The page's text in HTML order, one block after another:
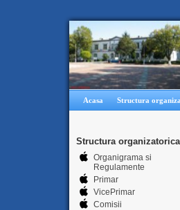
Acasa Structura
Structura organizatorica
Organigrama si
Regulamente
Primar
VicePrimar
Comisii